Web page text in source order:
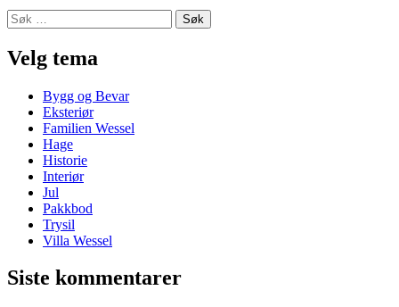
Søk
etter:
Velg tema
Bygg og Bevar
Eksteriør
Familien Wessel
Hage
Historie
Interiør
Jul
Pakkbod
Trysil
Villa Wessel
Siste kommentarer